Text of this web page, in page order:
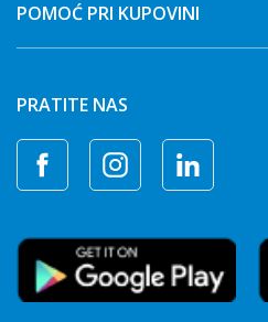
POMOĆ PRI KUPOVINI
PRATITE NAS